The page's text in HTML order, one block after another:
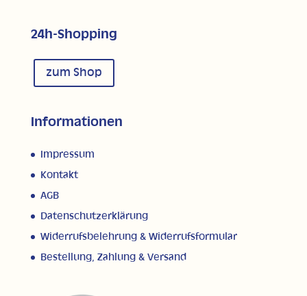
24h-Shopping
zum Shop
Informationen
Impressum
Kontakt
AGB
Datenschutzerklärung
Widerrufsbelehrung & Widerrufsformular
Bestellung, Zahlung & Versand